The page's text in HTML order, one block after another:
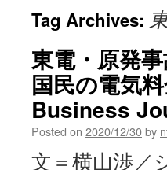
Tag Archives:
東電・原発
国民の電気
Business
Posted on 2020/12/30by
文＝横山渉／